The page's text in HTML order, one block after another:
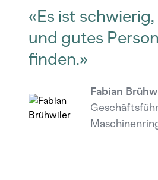
«Es ist
und gutes
finden.»
Fabian